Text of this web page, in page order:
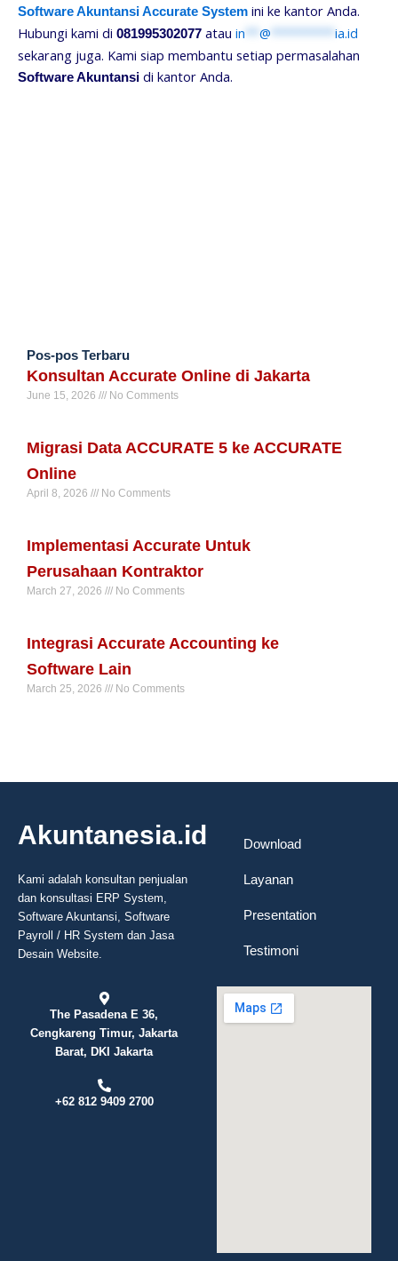
Software Akuntansi Accurate System ini ke kantor Anda.
Hubungi kami di 081995302077 atau in ** @ ********* ia.id
sekarang juga. Kami siap membantu setiap permasalahan
Software Akuntansi di kantor Anda.
Pos-pos Terbaru
Konsultan Accurate Online di Jakarta
June 15, 2026 No Comments
Migrasi Data ACCURATE 5 ke ACCURATE
Online
April 8, 2026 No Comments
Implementasi Accurate Untuk
Perusahaan Kontraktor
March 27, 2026 No Comments
Integrasi Accurate Accounting ke
Software Lain
March 25, 2026 No Comments
Akuntanesia.id
Kami adalah konsultan penjualan
dan konsultasi ERP System,
Software Akuntansi, Software
Payroll / HR System dan Jasa
Desain Website.
The Pasadena E 36,
Cengkareng Timur, Jakarta
Barat, DKI Jakarta
+62 812 9409 2700
Download
Layanan
Presentation
Testimoni